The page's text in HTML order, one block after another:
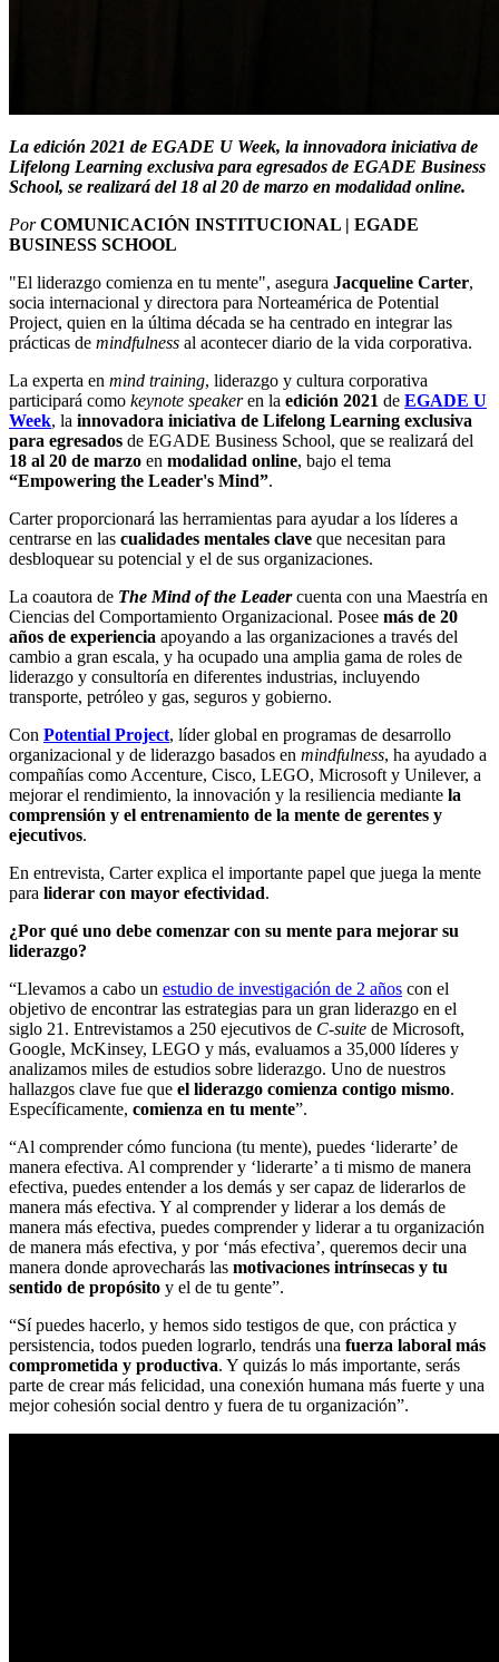
La edición 2021 de EGADE U Week, la innovadora iniciativa de
Lifelong Learning exclusiva para egresados de EGADE Business
School, se realizará del 18 al 20 de marzo en modalidad online.
PorCOMUNICACIÓN INSTITUCIONAL | EGADE
BUSINESS SCHOOL
"El liderazgo comienza en tu mente", asegura Jacqueline Carter,
socia internacional y directora para Norteamérica de Potential
Project, quien en la última década se ha centrado en integrar las
prácticas de mindfulness al acontecer diario de la vida corporativa.
La experta en mind training, liderazgo y cultura corporativa
participará como keynote speakeren la edición 2021 de EGADE U
Week, la innovadora iniciativa de Lifelong Learning exclusiva
para egresados de EGADE Business School, que se realizará del
18 al 20 de marzo en modalidad online, bajo el tema
“Empowering the Leader's Mind”.
Carter proporcionará las herramientas para ayudar a los líderes a
centrarse en las cualidades mentales clave que necesitan para
desbloquear su potencial y el de sus organizaciones.
La coautora de The Mind of the Leader cuenta con una Maestría en
Ciencias del Comportamiento Organizacional. Posee más de 20
años de experiencia apoyando a las organizaciones a través del
cambio a gran escala, y ha ocupado una amplia gama de roles de
liderazgo y consultoría en diferentes industrias, incluyendo
transporte, petróleo y gas, seguros y gobierno.
Con Potential Project, líder global en programas de desarrollo
organizacional y de liderazgo basados en mindfulness, ha ayudado a
compañías como Accenture, Cisco, LEGO, Microsoft y Unilever, a
mejorar el rendimiento, la innovación y la resiliencia mediante la
comprensión y el entrenamiento de la mente de gerentes y
ejecutivos.
En entrevista, Carter explica el importante papel que juega la mente
para liderar con mayor efectividad.
¿Por qué uno debe comenzar con su mente para mejorar su
liderazgo?
“Llevamos a cabo un estudio de investigación de 2 años con el
objetivo de encontrar las estrategias para un gran liderazgo en el
siglo 21. Entrevistamos a 250 ejecutivos de C-suite de Microsoft,
Google, McKinsey, LEGO y más, evaluamos a 35,000 líderes y
analizamos miles de estudios sobre liderazgo. Uno de nuestros
hallazgos clave fue que el liderazgo comienza contigo mismo.
Específicamente, comienza en tu mente”.
“Al comprender cómo funciona (tu mente), puedes ‘liderarte’ de
manera efectiva. Al comprender y ‘liderarte’ a ti mismo de manera
efectiva, puedes entender a los demás y ser capaz de liderarlos de
manera más efectiva. Y al comprender y liderar a los demás de
manera más efectiva, puedes comprender y liderar a tu organización
de manera más efectiva, y por ‘más efectiva’, queremos decir una
manera donde aprovecharás las motivaciones intrínsecas y tu
sentido de propósito y el de tu gente”.
“Sí puedes hacerlo, y hemos sido testigos de que, con práctica y
persistencia, todos pueden lograrlo, tendrás una fuerza laboral más
comprometida y productiva. Y quizás lo más importante, serás
parte de crear más felicidad, una conexión humana más fuerte y una
mejor cohesión social dentro y fuera de tu organización”.